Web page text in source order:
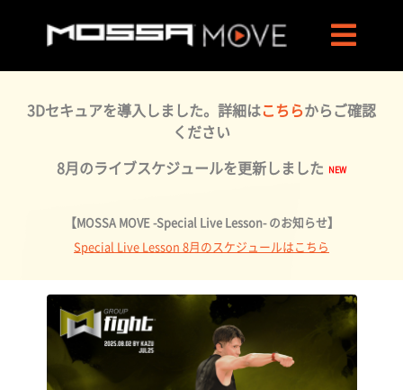
3Dセキュアを導入しました。詳細はこちらからご確認
ください
8月のライブスケジュールを更新しました
【MOSSA MOVE -Special Live Lesson- のお知らせ】
Special Live Lesson 8月のスケジュールはこちら